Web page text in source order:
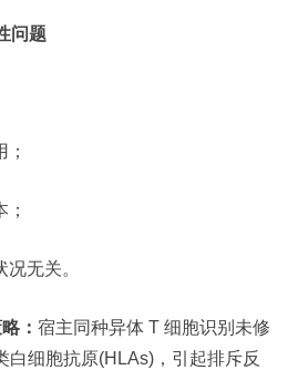
问题
无关。
： 宿主同种异体 T 细胞识别未修
白细胞抗原(HLAs)，引起排斥反